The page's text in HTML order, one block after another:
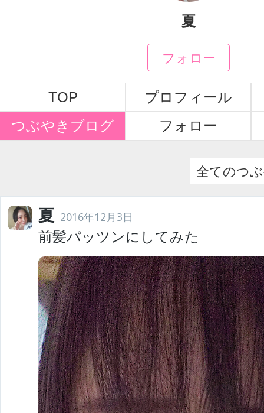
夏
フォロー
TOP
プロフィール
つぶやきブログ
フォロー
全てのつ
夏 2016年12月3日
前髪パッツンにしてみた